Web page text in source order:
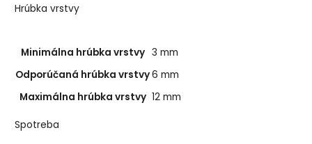
Hrúbka vrstvy
Minimálna hrúbka vrstvy 3 mm
Odporúčaná hrúbka vrstvy6 mm
Maximálna hrúbka vrstvy 12 mm
Spotreba